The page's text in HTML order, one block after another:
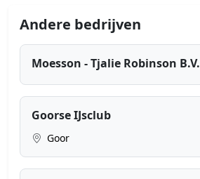
Andere bedrijven
Moesson - Tjalie Robinson B.V.
Goorse IJsclub
Goor